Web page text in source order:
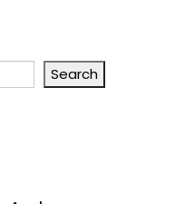
Search